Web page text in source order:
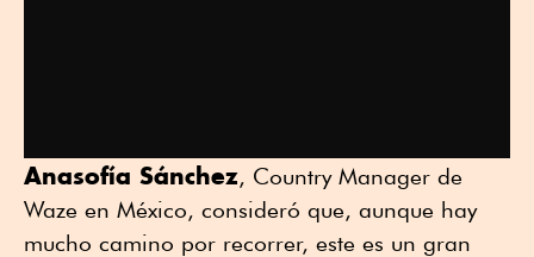
Anasofía Sánchez, Country Manager de
Waze en México, consideró que, aunque hay
mucho camino por recorrer, este es un gran